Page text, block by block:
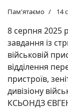
Пам'ятаємо 14
8 серпня 2025
завдання із
військовій
відділення
пристроїв,
дивізіону
КСЬОНДЗ